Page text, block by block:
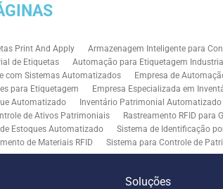
Print And Apply Armazenagem Inteligente para
de Etiquetas
Automação para Etiquetagem Industrial
com Sistemas Automatizados
Empresa de
para Etiquetagem
Empresa Especializada em
Automatizado
Inventário Patrimonial Automatizado
de Ativos Patrimoniais
Rastreamento RFID para
Estoques Automatizado
Sistema de Identificação
de Materiais RFID
Sistema para Controle de
Patrimonial Industrial
Solução RFID para
Tecnologia de Middleware
Soluções